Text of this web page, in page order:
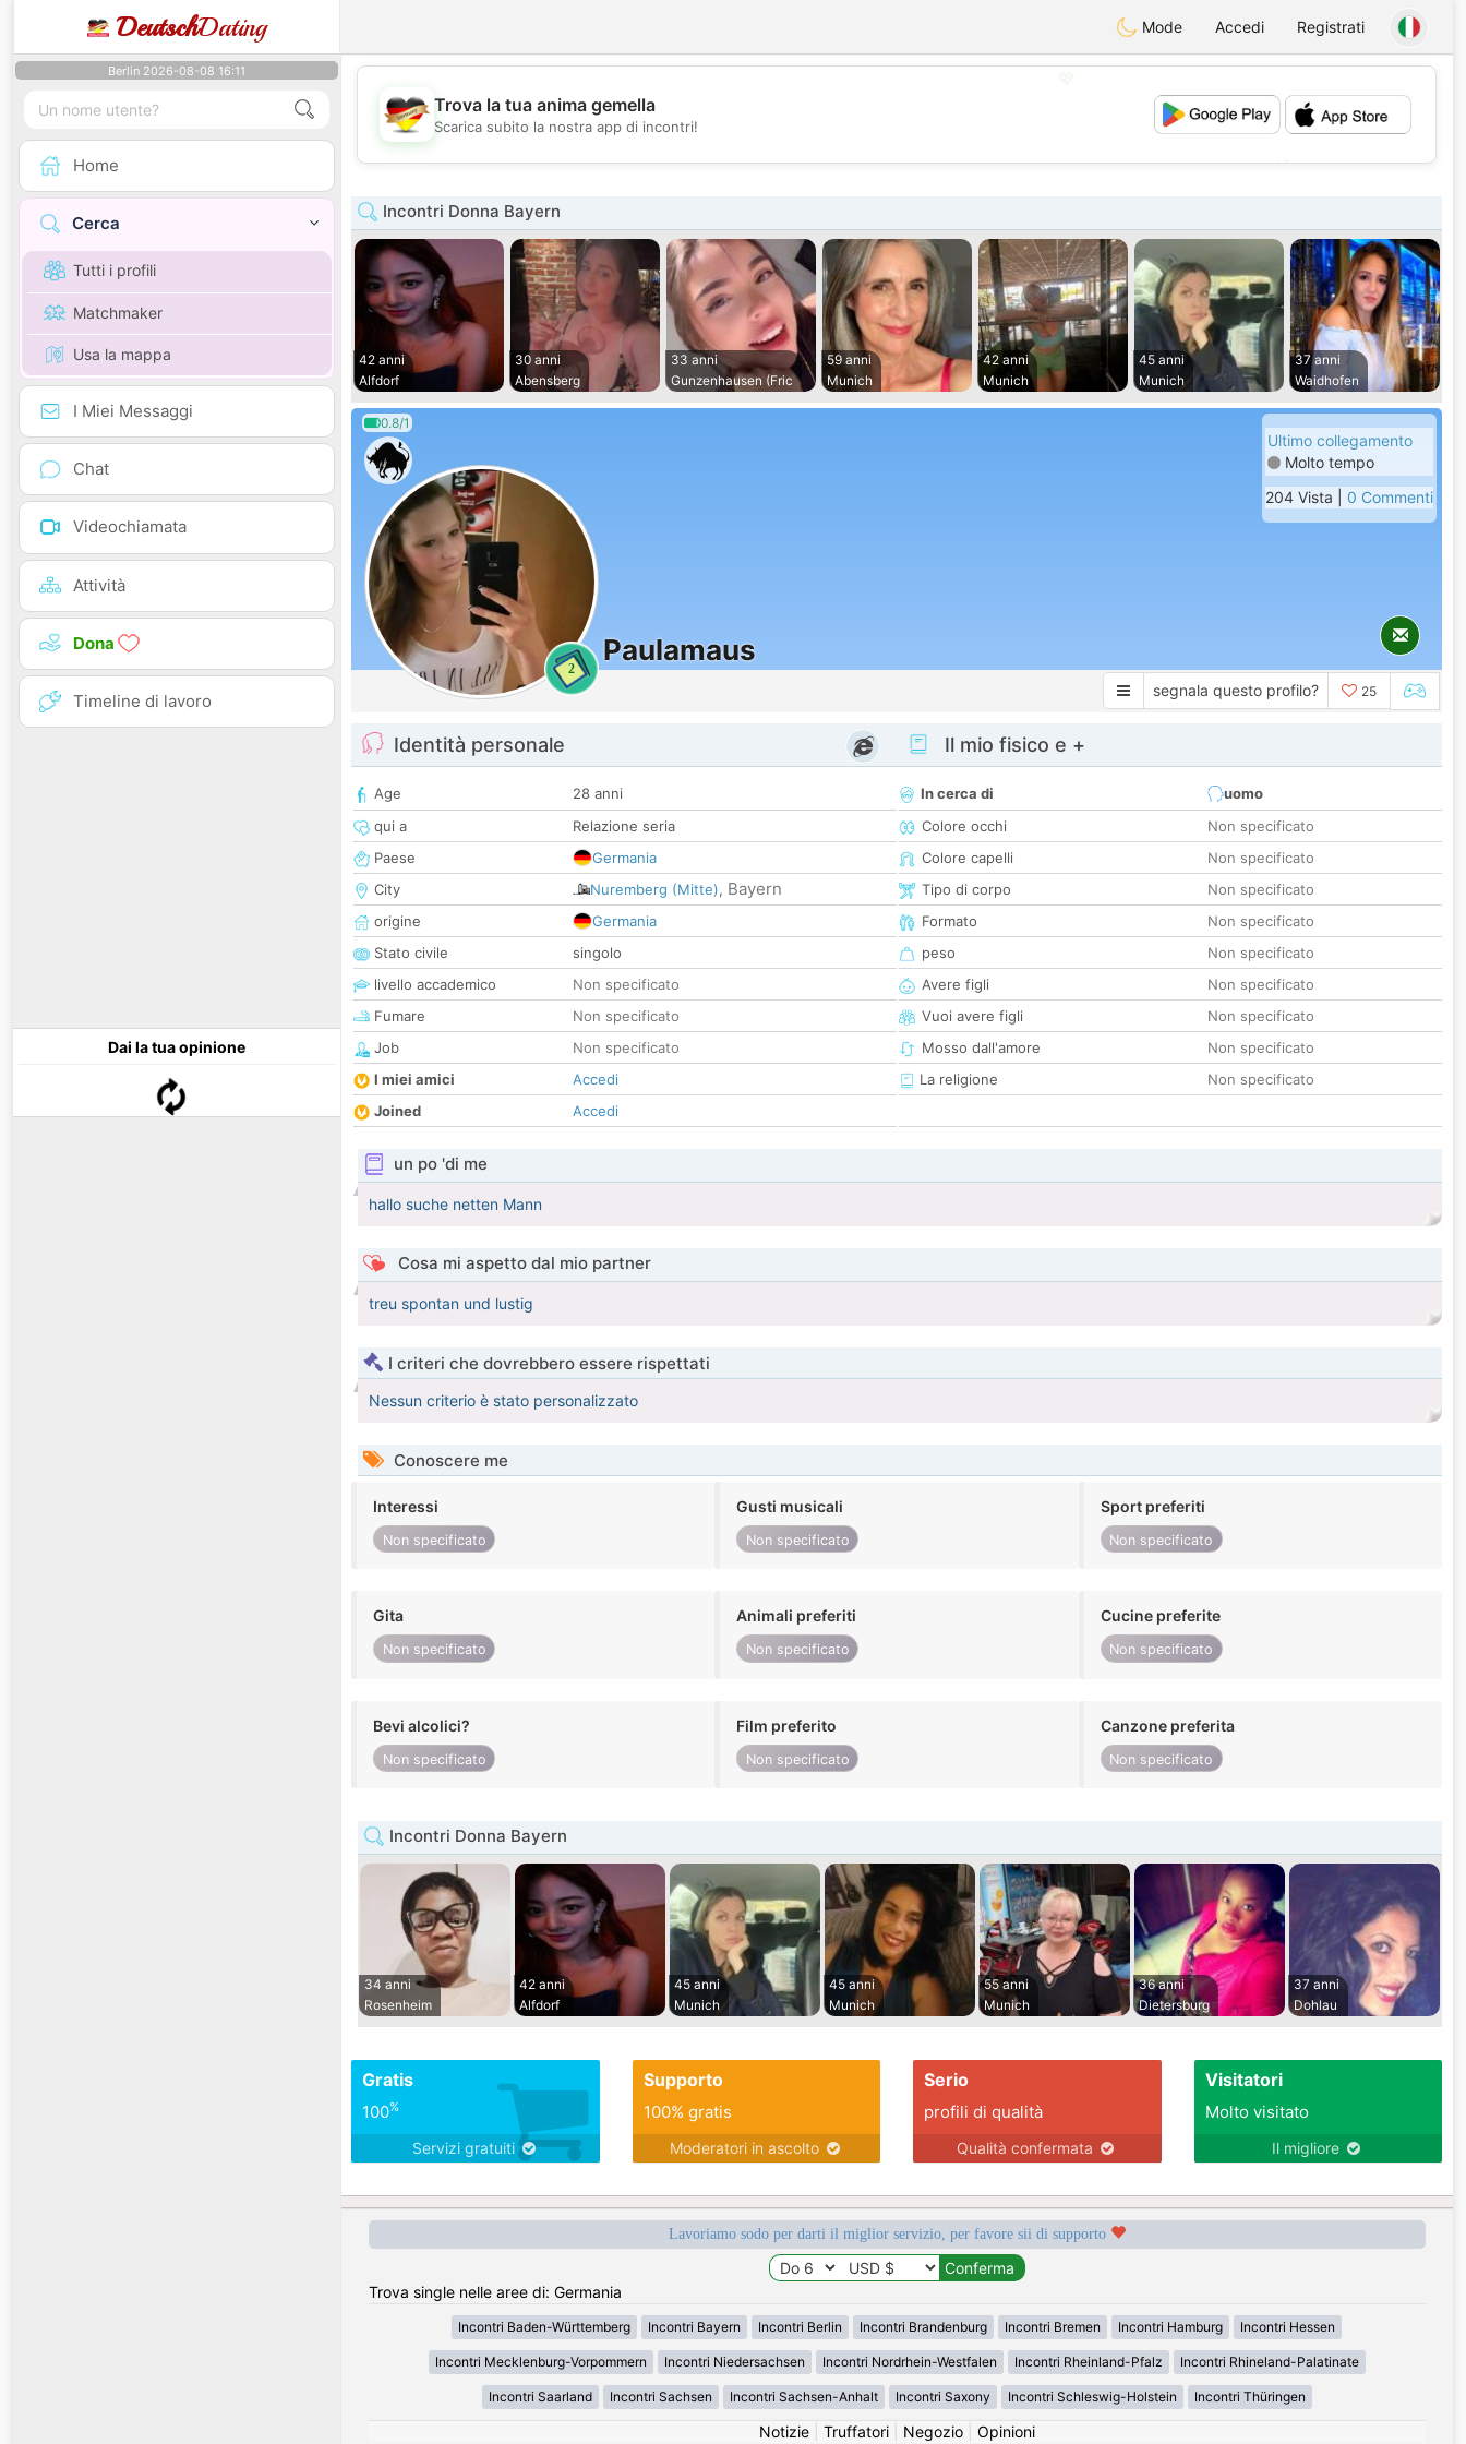
DeutschDating Mode Accedi Registrati
Berlin 2026-08-08 16:11
Home
Cerca
Tutti i profili
Matchmaker
Usa la mappa
I Miei Messaggi
Chat
Videochiamata
Attività
Dona
Timeline di lavoro
Dai la tua opinione
💖
💕
Trova la tua anima gemella
Scarica subito la nostra app di incontri!
Incontri Donna Bayern
42 anni
Alfdorf
30 anni
Abensberg
33 anni
Gunzenhausen (Fric
59 anni
Munich
42 anni
Munich
45 anni
Munich
37 anni
Waidhofen
0.8/1
2
Paulamaus
Ultimo collegamento
Molto tempo
204 Vista | 0 Commenti
segnala questo profilo? 25
Identità personale
Age
28 anni
qui a
Relazione seria
Paese
Germania
City
Nuremberg (Mitte), Bayern
origine
Germania
Stato civile
singolo
livello accademico
Non specificato
Fumare
Non specificato
Job
Non specificato
I miei amici
Accedi
Joined
Accedi
Il mio fisico e +
In cerca di
uomo
Colore occhi
Non specificato
Colore capelli
Non specificato
Tipo di corpo
Non specificato
Formato
Non specificato
peso
Non specificato
Avere figli
Non specificato
Vuoi avere figli
Non specificato
Mosso dall'amore
Non specificato
La religione
Non specificato
un po 'di me
hallo suche netten Mann
Cosa mi aspetto dal mio partner
treu spontan und lustig
I criteri che dovrebbero essere rispettati
Nessun criterio è stato personalizzato
Conoscere me
Interessi
Non specificato
Gusti musicali
Non specificato
Sport preferiti
Non specificato
Gita
Non specificato
Animali preferiti
Non specificato
Cucine preferite
Non specificato
Bevi alcolici?
Non specificato
Film preferito
Non specificato
Canzone preferita
Non specificato
Incontri Donna Bayern
34 anni
Rosenheim
42 anni
Alfdorf
45 anni
Munich
45 anni
Munich
55 anni
Munich
36 anni
Dietersburg
37 anni
Dohlau
Gratis
100%
Servizi gratuiti
Supporto
100% gratis
Moderatori in ascolto
Serio
profili di qualità
Qualità confermata
Visitatori
Molto visitato
Il migliore
Lavoriamo sodo per darti il miglior servizio, per favore sii di supporto
Trova single nelle aree di: Germania
Incontri Baden-Württemberg Incontri Bayern Incontri Berlin Incontri Brandenburg Incontri Bremen Incontri Hamburg Incontri Hessen
Incontri Mecklenburg-Vorpommern Incontri Niedersachsen Incontri Nordrhein-Westfalen Incontri Rheinland-Pfalz Incontri Rhineland-Palatinate
Incontri Saarland Incontri Sachsen Incontri Sachsen-Anhalt Incontri Saxony Incontri Schleswig-Holstein Incontri Thüringen
Notizie| Truffatori| Negozio| Opinioni